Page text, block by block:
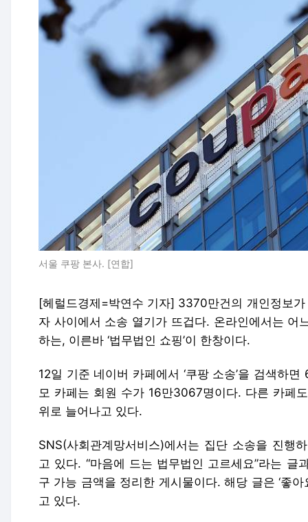
서울 쿠팡 본사. [연합]
[헤럴드경제=박연수 기자] 3370만건의 개인정보가
자 사이에서 소송 열기가 뜨겁다. 온라인에서는 어
하는, 이른바 ‘법무법인 쇼핑’이 한창이다.
12일 기준 네이버 카페에서 ‘쿠팡 소송’을 검색하
모 카페는 회원 수가 16만3067명이다. 다른 카페
위로 늘어나고 있다.
SNS(사회관계망서비스)에서는 집단 소송을 진행
고 있다. “마음에 드는 법무법인 고르세요”라는
구 가능 금액을 정리한 게시물이다. 해당 글은 ‘좋
고 있다.